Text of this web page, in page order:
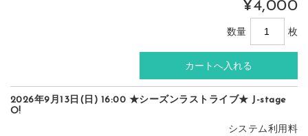
¥4,000
数量 枚
2026年9月13日(日) 16:00 ★シーズンラストライブ★ J-stage
O!
システム利用料